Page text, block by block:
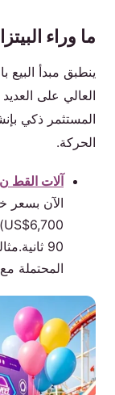
ما وراء
ينطبق مبدأ
العالي على
المستثمر ذكي
الحركة.
آلات القط
الآن
90
المحتملة مع